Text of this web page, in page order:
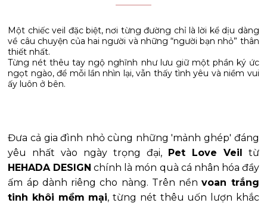
Một chiếc veil đặc biệt, nơi từng đường chỉ là lời kể dịu dàng
về câu chuyện của hai người và những “người bạn nhỏ” thân
thiết nhất.
Từng nét thêu tay ngộ nghĩnh như lưu giữ một phần ký ức
ngọt ngào, để mỗi lần nhìn lại, vẫn thấy tình yêu và niềm vui
Đưa cả gia đình nhỏ cùng những 'mảnh ghép' đáng
yêu nhất vào ngày trọng đại, Pet Love Veil
từ
HEHADA DESIGN chính là món quà cá nhân hóa đầy
ấm áp dành riêng cho nàng. Trên nền voan trắng
tinh khôi mềm mại, từng nét thêu uốn lượn khắc